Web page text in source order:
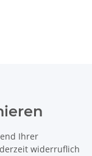
Ihrer
widerruflich